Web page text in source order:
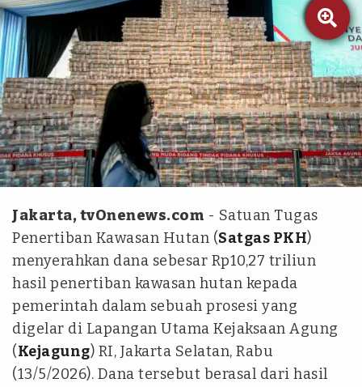

tvOnenews.com/Julio Trisaputra
Jakarta, tvOnenews.com - Satuan Tugas
Penertiban Kawasan Hutan (Satgas PKH)
menyerahkan dana sebesar Rp10,27 triliun
hasil penertiban kawasan hutan kepada
pemerintah dalam sebuah prosesi yang
digelar di Lapangan Utama Kejaksaan Agung
(Kejagung) RI, Jakarta Selatan, Rabu
(13/5/2026). Dana tersebut berasal dari hasil